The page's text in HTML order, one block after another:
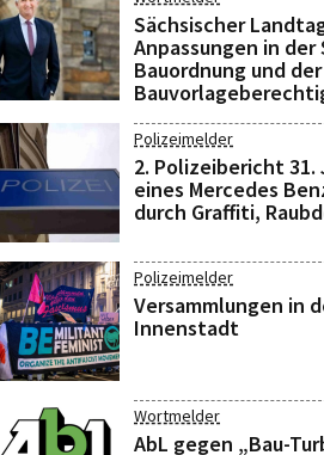
Sächsischer
Anpassungen in der
Bauordnung und der
Polizeimelder
2. Polizeibericht 31.
eines Mercedes
durch Graffiti,
Polizeimelder
Versammlungen in
Innenstadt
Wortmelder
AbL gegen „Bau-